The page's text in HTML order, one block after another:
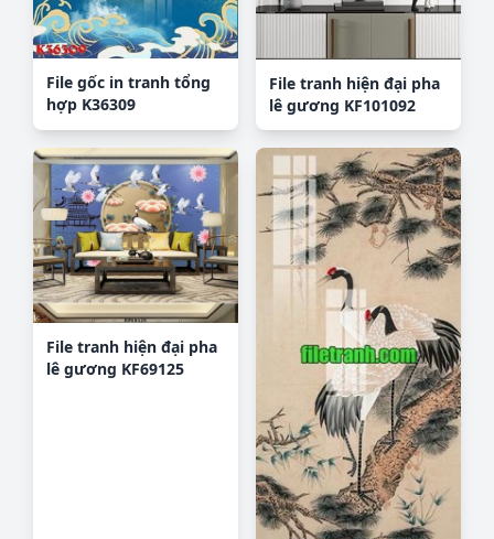
File gốc in tranh tổng
hợp K36309
File tranh hiện đại pha
lê gương KF101092
File tranh hiện đại pha
lê gương KF69125